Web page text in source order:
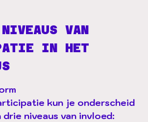
VAN
IN HET
kun je onderscheid
drie niveaus van invloed: